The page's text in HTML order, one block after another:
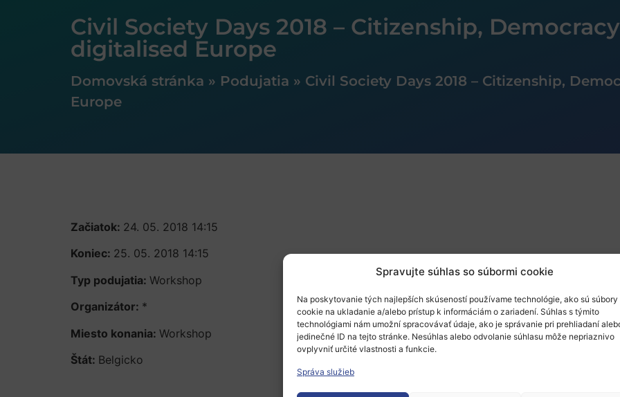
Spravujte súhlas so súbormi cookie
Na poskytovanie tých najlepších skúseností používame technológie, ako sú súbory
cookie na ukladanie a/alebo prístup k informáciám o zariadení. Súhlas s týmito
technológiami nám umožní spracovávať údaje, ako je správanie pri prehliadaní
jedinečné ID na tejto stránke. Nesúhlas alebo odvolanie súhlasu môže nepriaznivo
ovplyvniť určité vlastnosti a funkcie.
Správa služieb
Civil Society Days 2018 – Citizenship,
digitalised Europe
Domovská stránka » Podujatia » Civil Society Days 2018 – Citizenship,
Europe
Začiatok: 24. 05. 2018 14:15
Koniec: 25. 05. 2018 14:15
Typ podujatia: Workshop
Organizátor: *
Miesto konania: Workshop
Štát: Belgicko